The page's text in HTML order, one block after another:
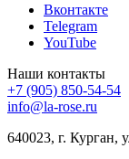
Вконтакте
Telegram
YouTube
Наши контакты
+7 (905) 850-54-54
info@la-rose.ru
640023, г. Курган,